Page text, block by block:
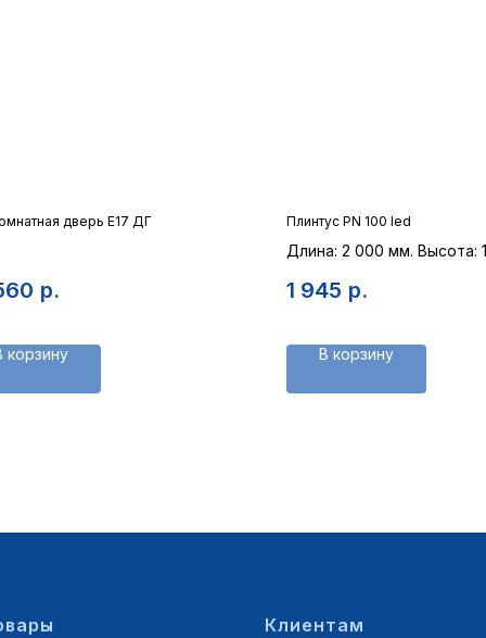
дверь E17 ДГ
р.
корзину
Плинтус PN 100 led
Длина: 2 000 мм. Высота:
1 945 р.
В корзину
Клиентам